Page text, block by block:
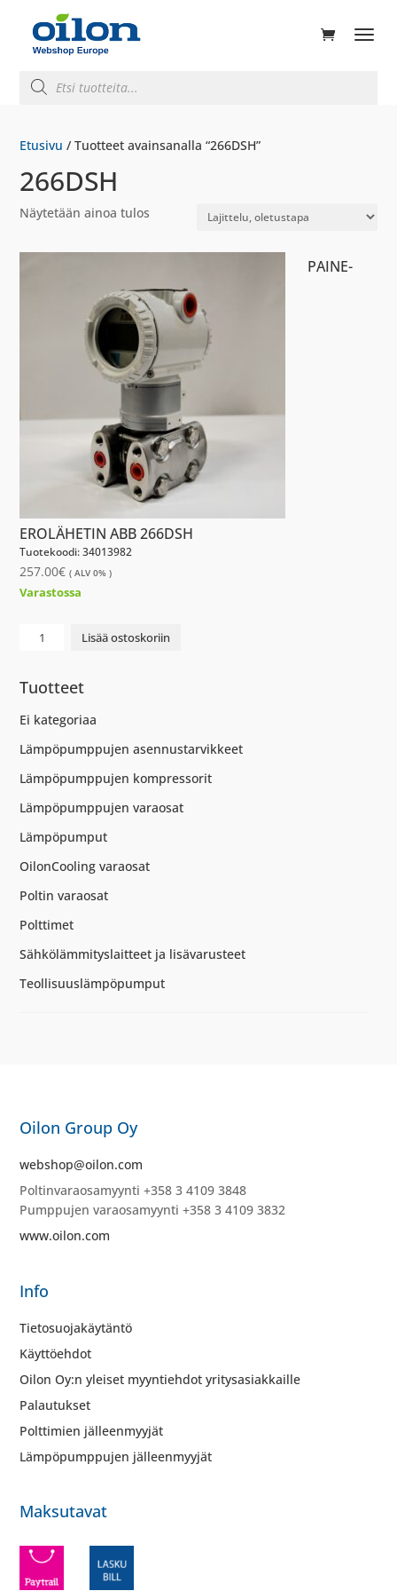
search
Etusivu / Tuotteet avainsanalla “266DSH”
266DSH
Näytetään ainoa tulos
PAINE-
EROLÄHETIN ABB 266DSH
Tuotekoodi: 34013982
257.00€ ( ALV 0% )
Varastossa
PAINE-
266DSH
määrä
Lisää ostoskoriin
Tuotteet
Ei kategoriaa
Lämpöpumppujen asennustarvikkeet
Lämpöpumppujen kompressorit
Lämpöpumppujen varaosat
Lämpöpumput
OilonCooling varaosat
Poltin varaosat
Polttimet
Sähkölämmityslaitteet ja lisävarusteet
Teollisuuslämpöpumput
Oilon Group Oy
webshop@oilon.com
Poltinvaraosamyynti +358 3 4109 3848
Pumppujen varaosamyynti +358 3 4109 3832
www.oilon.com
Info
Tietosuojakäytäntö
Käyttöehdot
Oilon Oy:n yleiset myyntiehdot yritysasiakkaille
Palautukset
Polttimien jälleenmyyjät
Lämpöpumppujen jälleenmyyjät
Maksutavat